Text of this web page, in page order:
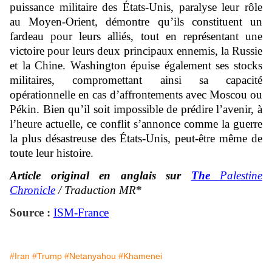
puissance militaire des États-Unis, paralyse leur rôle
au Moyen-Orient, démontre qu’ils constituent un
fardeau pour leurs alliés, tout en représentant une
victoire pour leurs deux principaux ennemis, la Russie
et la Chine. Washington épuise également ses stocks
militaires, compromettant ainsi sa capacité
opérationnelle en cas d’affrontements avec Moscou ou
Pékin. Bien qu’il soit impossible de prédire l’avenir, à
l’heure actuelle, ce conflit s’annonce comme la guerre
la plus désastreuse des États-Unis, peut-être même de
toute leur histoire.
Article original en anglais sur The Palestine
Chronicle/ Traduction MR*
Source : ISM-France
#Iran #Trump #Netanyahou #Khamenei